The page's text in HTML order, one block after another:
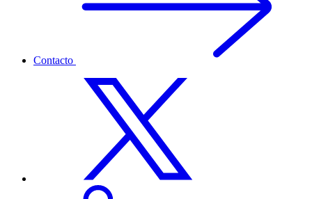
Contacto